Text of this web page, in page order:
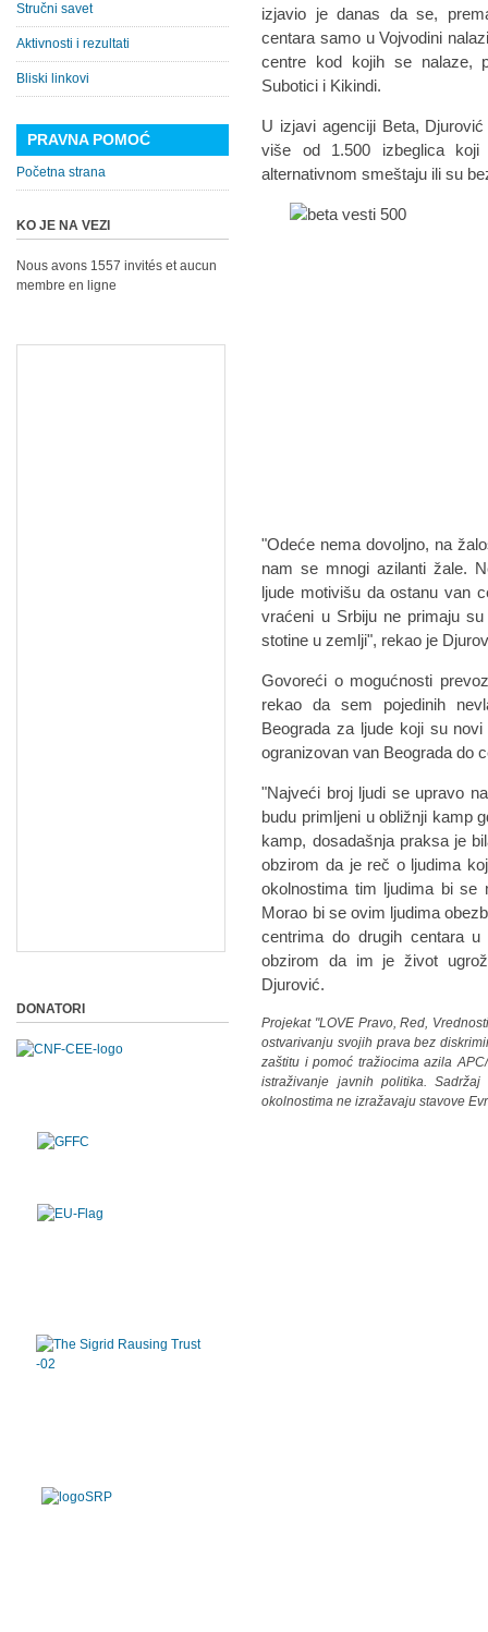
izjavio je danas da se,
centara samo u Vojvodini
centre kod kojih se nalaze,
Subotici i Kikindi.
U izjavi agenciji Beta,
više od 1.500 izbeglica
alternativnom smeštaju ili su
"Odeće nema dovoljno, na
nam se mnogi azilanti žale.
ljude motivišu da ostanu van
vraćeni u Srbiju ne primaju
stotine u zemlji", rekao je
Govoreći o mogućnosti
rekao da sem pojedinih
Beograda za ljude koji su
ogranizovan van Beograda do
"Najveći broj ljudi se upravo
budu primljeni u obližnji kamp
kamp, dosadašnja praksa je
obzirom da je reč o ljudima
okolnostima tim ljudima bi se
Morao bi se ovim ljudima
centrima do drugih centara
obzirom da im je život
Djurović.
Projekat "LOVE Pravo, Red,
ostvarivanju svojih prava bez
zaštitu i pomoć tražiocima azila
istraživanje javnih politika.
okolnostima ne izražavaju stavove
Stručni savet
Aktivnosti i rezultati
Bliski linkovi
PRAVNA POMOĆ
Početna strana
KO JE NA VEZI
Nous avons 1557 invités et aucun
membre en ligne
DONATORI